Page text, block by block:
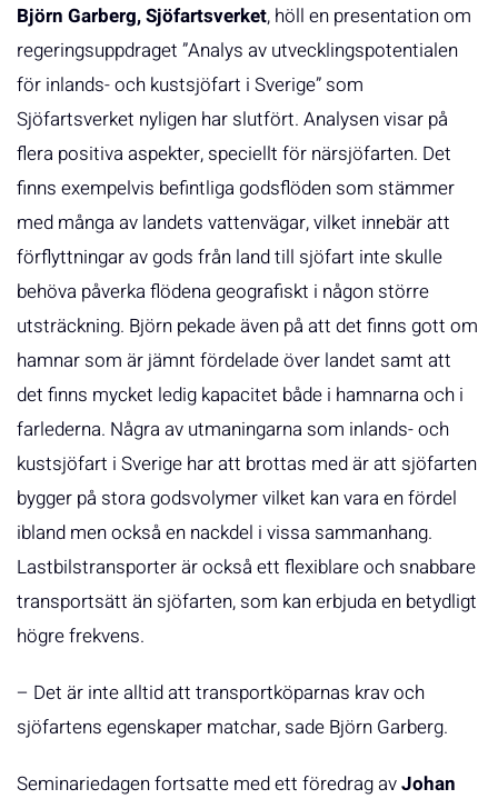
Björn Garberg, Sjöfartsverket, höll en presentation om
regeringsuppdraget ”Analys av utvecklingspotentialen
för inlands- och kustsjöfart i Sverige” som
Sjöfartsverket nyligen har slutfört. Analysen visar på
flera positiva aspekter, speciellt för närsjöfarten. Det
finns exempelvis befintliga godsflöden som stämmer
med många av landets vattenvägar, vilket innebär att
förflyttningar av gods från land till sjöfart inte skulle
behöva påverka flödena geografiskt i någon större
utsträckning. Björn pekade även på att det finns gott om
hamnar som är jämnt fördelade över landet samt att
det finns mycket ledig kapacitet både i hamnarna och i
farlederna. Några av utmaningarna som inlands- och
kustsjöfart i Sverige har att brottas med är att sjöfarten
bygger på stora godsvolymer vilket kan vara en fördel
ibland men också en nackdel i vissa sammanhang.
Lastbilstransporter är också ett flexiblare och snabbare
transportsätt än sjöfarten, som kan erbjuda en betydligt
högre frekvens.
– Det är inte alltid att transportköparnas krav och
sjöfartens egenskaper matchar, sade Björn Garberg.
Seminariedagen fortsatte med ett föredrag avJohan